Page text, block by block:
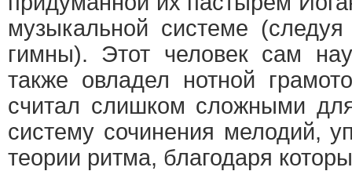
музыкальной системе
гимны). Этот человек сам
также овладел нотной
считал слишком сложными
систему сочинения мелодий,
теории ритма, благодаря